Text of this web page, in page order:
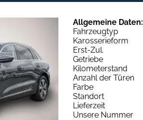
Allgemeine Daten:
Fahrzeugtyp
Karosserieform
Erst-Zul.
Getriebe
Kilometerstand
Anzahl der Türen
Farbe
Standort
Lieferzeit
Unsere Nummer